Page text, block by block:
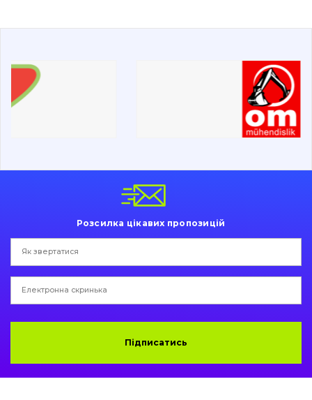
Електрообладнання
Інше
Розсилка цікавих пропозицій
Підписатись